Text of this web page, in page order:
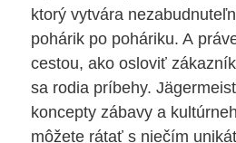
ktorý vytvára
pohárik po poháriku. A
cestou, ako osloviť
sa rodia príbehy.
koncepty zábavy a
môžete rátať s niečím